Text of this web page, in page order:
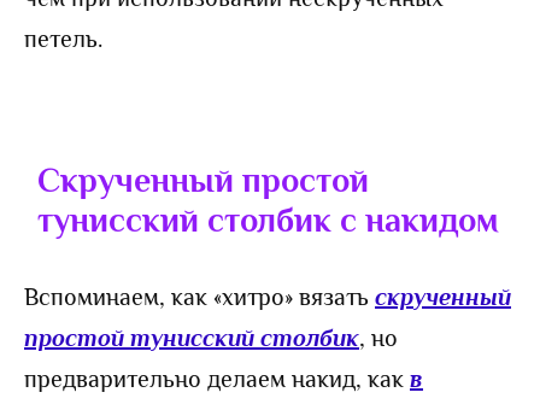
петель.
Скрученный простой
тунисский столбик с накидом
Вспоминаем, как «хитро» вязать скрученный
простой тунисский столбик, но
предварительно делаем накид, как в